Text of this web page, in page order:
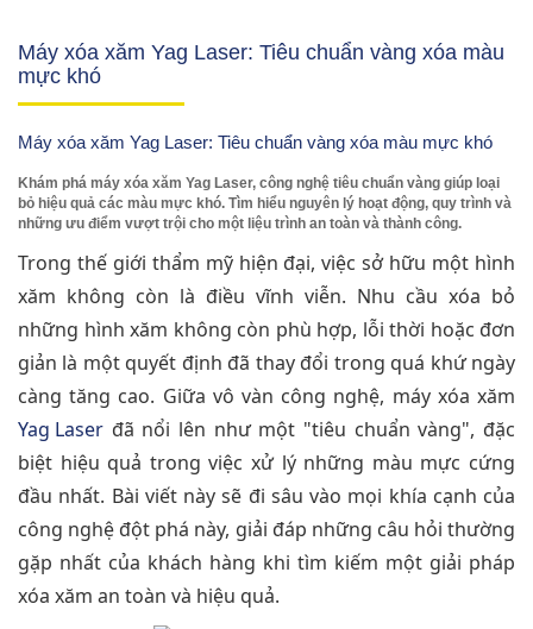
Máy xóa xăm Yag Laser: Tiêu chuẩn vàng xóa màu
mực khó
Máy xóa xăm Yag Laser: Tiêu chuẩn vàng xóa màu mực khó
Khám phá máy xóa xăm Yag Laser, công nghệ tiêu chuẩn vàng giúp loại
bỏ hiệu quả các màu mực khó. Tìm hiểu nguyên lý hoạt động, quy trình và
những ưu điểm vượt trội cho một liệu trình an toàn và thành công.
Trong thế giới thẩm mỹ hiện đại, việc sở hữu một hình
xăm không còn là điều vĩnh viễn. Nhu cầu xóa bỏ
những hình xăm không còn phù hợp, lỗi thời hoặc đơn
giản là một quyết định đã thay đổi trong quá khứ ngày
càng tăng cao. Giữa vô vàn công nghệ, máy xóa xăm
Yag Laser đã nổi lên như một "tiêu chuẩn vàng", đặc
biệt hiệu quả trong việc xử lý những màu mực cứng
đầu nhất. Bài viết này sẽ đi sâu vào mọi khía cạnh của
công nghệ đột phá này, giải đáp những câu hỏi thường
gặp nhất của khách hàng khi tìm kiếm một giải pháp
xóa xăm an toàn và hiệu quả.